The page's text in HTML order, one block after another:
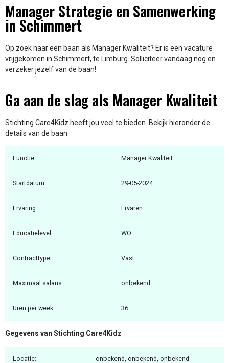
Manager Strategie en Samenwerking
in Schimmert
Op zoek naar een baan als Manager Kwaliteit? Er is een vacature
vrijgekomen in Schimmert, te Limburg. Solliciteer vandaag nog en
verzeker jezelf van de baan!
Ga aan de slag als Manager Kwaliteit
Stichting Care4Kidz heeft jou veel te bieden. Bekijk hieronder de
details van de baan
Functie: Manager Kwaliteit
Startdatum: 29-05-2024
Ervaring: Ervaren
Educatielevel: WO
Contracttype: Vast
Maximaal salaris: onbekend
Uren per week: 36
Gegevens van Stichting Care4Kidz
Locatie: onbekend, onbekend, onbekend